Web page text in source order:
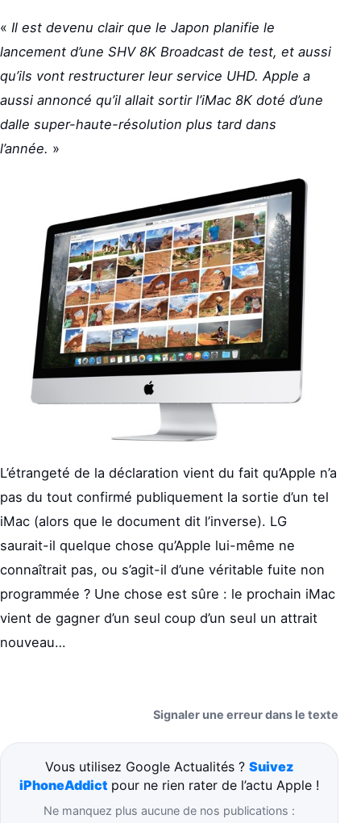
« Il est devenu clair que le Japon planifie le
lancement d’une SHV 8K Broadcast de test, et aussi
qu’ils vont restructurer leur service UHD. Apple a
aussi annoncé qu’il allait sortir l’iMac 8K doté d’une
dalle super-haute-résolution plus tard dans
l’année. »
L’étrangeté de la déclaration vient du fait qu’Apple n’a
pas du tout confirmé publiquement la sortie d’un tel
iMac (alors que le document dit l’inverse). LG
saurait-il quelque chose qu’Apple lui-même ne
connaîtrait pas, ou s’agit-il d’une véritable fuite non
programmée ? Une chose est sûre : le prochain iMac
vient de gagner d’un seul coup d’un seul un attrait
nouveau…
Signaler une erreur dans le texte
Vous utilisez Google Actualités ? Suivez
iPhoneAddict pour ne rien rater de l’actu Apple !
Ne manquez plus aucune de nos publications :